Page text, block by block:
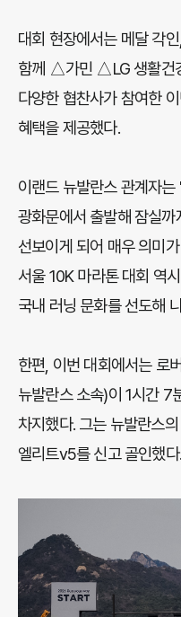
대회 현장에서는 메달 각
함께 △가민 △LG 생활건
다양한 협찬사가 참여한
혜택을 제공했다.
이랜드 뉴발란스 관계자
광화문에서 출발해 잠실
선보이게 되어 매우 의미
서울 10K 마라톤 대회 역
국내 러닝 문화를 선도해
한편, 이번 대회에서는 로
뉴발란스 소속)이 1시간 7
차지했다. 그는 뉴발란스
엘리트v5를 신고 골인했다.